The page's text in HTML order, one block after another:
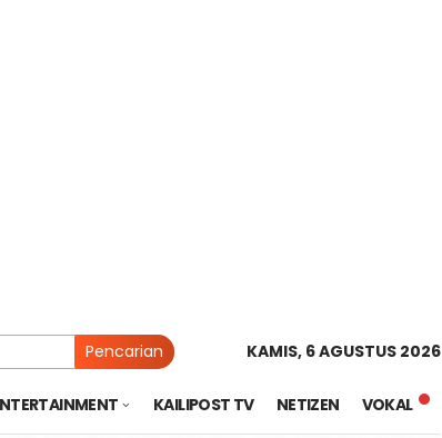
Pencarian KAMIS, 6 AGUSTUS 2026
KAILIPOST TV NETIZEN VOKAL